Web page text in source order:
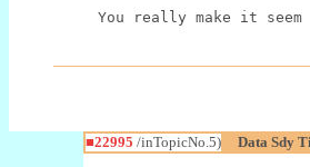
You really make it
■22995 /inTopicNo.5) Data Sdy